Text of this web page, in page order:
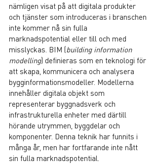
nämligen visat på att digitala produkter
och tjänster som introduceras i branschen
inte kommer nå sin fulla
marknadspotential eller till och med
misslyckas. BIM (building information
modelling) definieras som en teknologi för
att skapa, kommunicera och analysera
bygginformationsmodeller. Modellerna
innehåller digitala objekt som
representerar byggnadsverk och
infrastrukturella enheter med därtill
hörande utrymmen, byggdelar och
komponenter. Denna teknik har funnits i
många år, men har fortfarande inte nått
sin fulla marknadspotential.